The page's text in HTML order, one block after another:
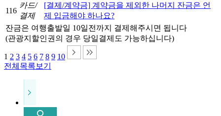
116
카드/
결제
[결제/계약금] 계약금을 제외한 나머지 잔금은 언
제 입금해야 하나요?
잔금은 여행출발일 10일전까지 결제해주시면 됩니다
(관광지할인권의 경우 당일결제도 가능하십니다)
1 2 3 4 5 6 7 8 9 10
전체목록보기